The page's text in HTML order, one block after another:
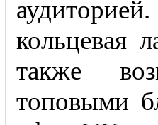
кольцевая
также
топовыми